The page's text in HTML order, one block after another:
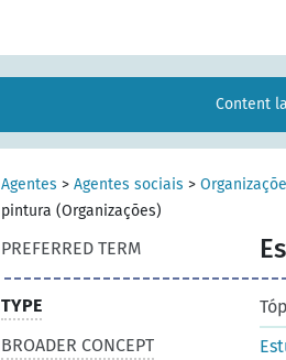
Content
Agentes > Agentes sociais >
pintura (Organizações)
PREFERRED TERM
TYPE
BROADER CONCEPT